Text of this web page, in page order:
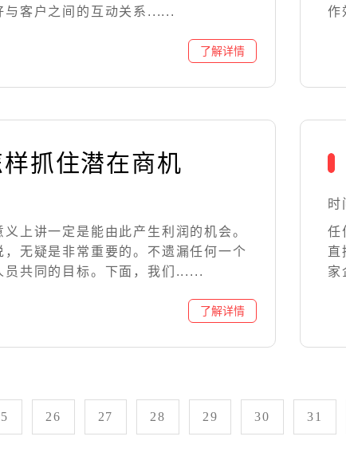
与客户之间的互动关系......
作
抓住潜在商机
上讲一定是能由此产生利润的机会。
，无疑是非常重要的。不遗漏任何一个
员共同的目标。下面，我们......
任
直
家
26 27 28 29 30 31